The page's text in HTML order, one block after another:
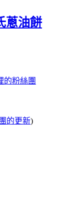
蔥油餅
的粉絲團
的更新)